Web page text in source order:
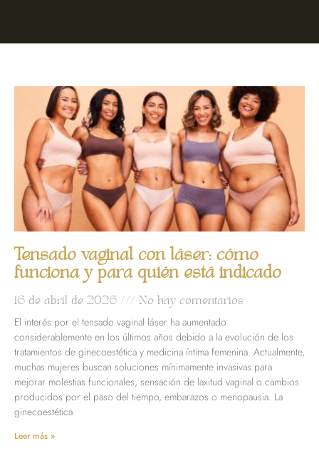
Tensado vaginal con láser: cómo
funciona y para quién está indicado
16 de abril de 2026 No hay comentarios
El interés por el tensado vaginal láser ha aumentado
considerablemente en los últimos años debido a la evolución de los
tratamientos de ginecoestética y medicina íntima femenina. Actualmente,
muchas mujeres buscan soluciones mínimamente invasivas para
mejorar molestias funcionales, sensación de laxitud vaginal o cambios
producidos por el paso del tiempo, embarazos o menopausia. La
ginecoestética
Leer más »
Página
PáginaPáginaPáginaPágina